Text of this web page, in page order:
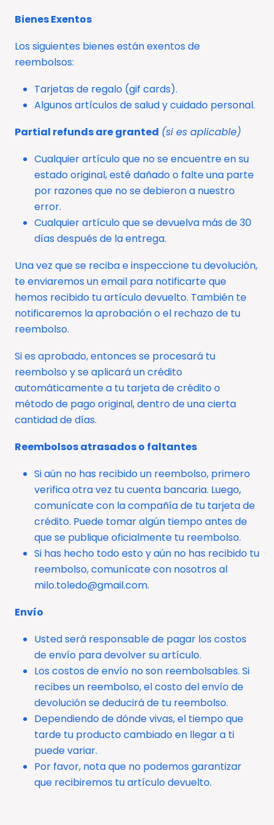
Bienes Exentos
Los siguientes bienes están exentos de
reembolsos:
Tarjetas de regalo (gif cards).
Algunos artículos de salud y cuidado personal.
Partial refunds are granted (si es aplicable)
Cualquier artículo que no se encuentre en su
estado original, esté dañado o falte una parte
por razones que no se debieron a nuestro
error.
Cualquier artículo que se devuelva más de 30
días después de la entrega.
Una vez que se reciba e inspeccione tu devolución,
te enviaremos un email para notificarte que
hemos recibido tu artículo devuelto. También te
notificaremos la aprobación o el rechazo de tu
reembolso.
Si es aprobado, entonces se procesará tu
reembolso y se aplicará un crédito
automáticamente a tu tarjeta de crédito o
método de pago original, dentro de una cierta
cantidad de días.
Reembolsos atrasados ​​o faltantes
Si aún no has recibido un reembolso, primero
verifica otra vez tu cuenta bancaria. Luego,
comunícate con la compañía de tu tarjeta de
crédito. Puede tomar algún tiempo antes de
que se publique oficialmente tu reembolso.
Si has hecho todo esto y aún no has recibido tu
reembolso, comunícate con nosotros al
milo.toledo@gmail.com.
Envío
Usted será responsable de pagar los costos
de envío para devolver su artículo.
Los costos de envío no son reembolsables. Si
recibes un reembolso, el costo del envío de
devolución se deducirá de tu reembolso.
Dependiendo de dónde vivas, el tiempo que
tarde tu producto cambiado en llegar a ti
puede variar.
Por favor, nota que no podemos garantizar
que recibiremos tu artículo devuelto.